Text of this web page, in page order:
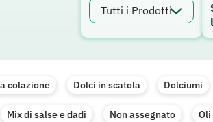
colazione Dolci in scatola Dolciumi
Mix di salse e dadi Non assegnato Oli